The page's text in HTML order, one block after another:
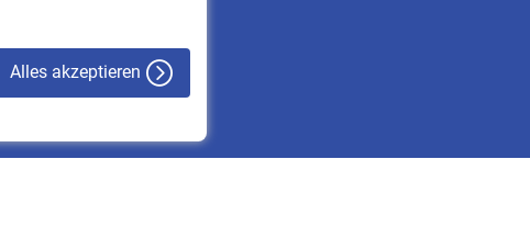
Alles akzeptieren